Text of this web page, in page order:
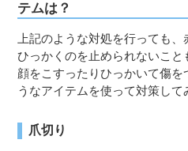
テムは？
上記のような対処を行っても、
ひっかくのを止められないこと
顔をこすったりひっかいて傷を
うなアイテムを使って対策して
爪切り